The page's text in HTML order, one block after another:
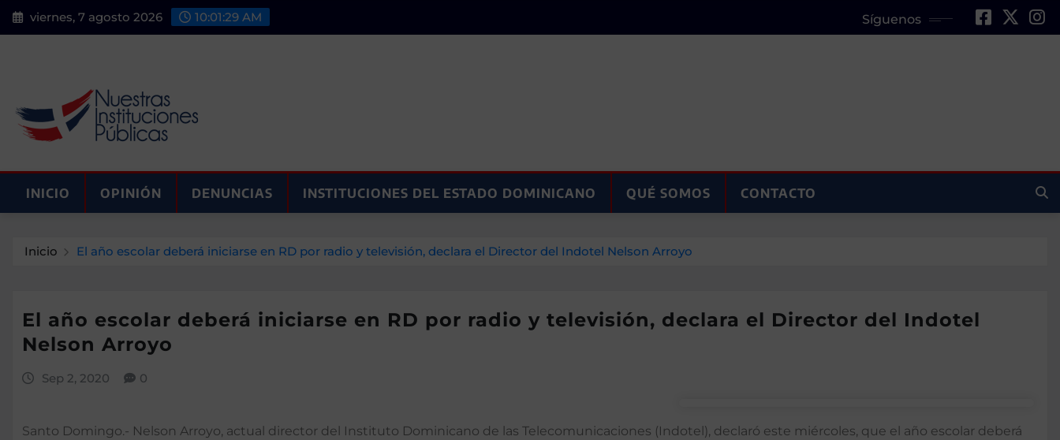
Saltar
al
viernes, 7 agosto 2026 10:01:30 AM Síguenos
INICIO OPINIÓN DENUNCIAS INSTITUCIONES DEL ESTADO DOMINICANO QUÉ SOMOS CONTACTO
Inicio El año escolar deberá iniciarse en RD por radio y televisión, declara el Director del Indotel Nelson Arroyo
El año escolar deberá iniciarse en RD por radio y televisión, declara el Director del Indotel
Nelson Arroyo
Sep 2, 2020 0
Santo Domingo.- Nelson Arroyo, actual director del Instituto Dominicano de las Telecomunicaciones (Indotel), declaró este miércoles, que el año escolar deberá